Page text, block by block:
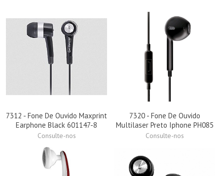
7312 - Fone De Ouvido Maxprint
Earphone Black 601147-8
Consulte-nos
7320 - Fone De Ouvido
Multilaser Preto Iphone PH085
Consulte-nos